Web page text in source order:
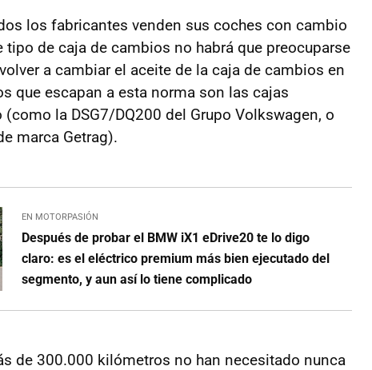
los fabricantes venden sus coches con cambio
de caja de cambios no habrá que preocuparse
a cambiar el aceite de la caja de cambios en
que escapan a esta norma son las cajas
la DSG7/DQ200 del Grupo Volkswagen, o
marca Getrag).
EN MOTORPASIÓN
Después de probar el BMW iX1 eDrive20 te lo digo
claro: es el eléctrico premium más bien ejecutado del
segmento, y aun así lo tiene complicado
de 300.000 kilómetros no han necesitado nunca